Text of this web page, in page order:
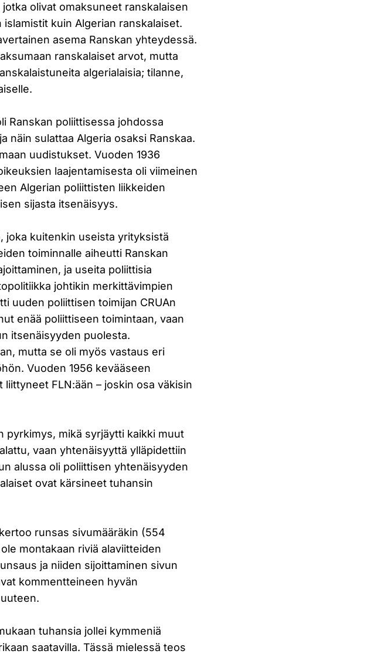
olivat omaksuneet ranskalaisen
kuin Algerian ranskalaiset.
asema Ranskan yhteydessä.
ranskalaiset arvot, mutta
algerialaisia; tilanne,
Ranskan poliittisessa johdossa
näin sulattaa Algeria osaksi Ranskaa.
uudistukset. Vuoden 1936
laajentamisesta oli viimeinen
Algerian poliittisten liikkeiden
sijasta itsenäisyys.
joka kuitenkin useista yrityksistä
toiminnalle aiheutti Ranskan
ja useita poliittisia
johtikin merkittävimpien
uuden poliittisen toimijan CRUAn
enää poliittiseen toimintaan, vaan
itsenäisyyden puolesta.
mutta se oli myös vastaus eri
Vuoden 1956 kevääseen
FLN:ään – joskin osa väkisin
pyrkimys, mikä syrjäytti kaikki muut
vaan yhtenäisyyttä ylläpidettiin
alussa oli poliittisen yhtenäisyyden
ovat kärsineet tuhansin
runsas sivumääräkin (554
montakaan riviä alaviitteiden
ja niiden sijoittaminen sivun
kommentteineen hyvän
tuhansia jollei kymmeniä
saatavilla. Tässä mielessä teos